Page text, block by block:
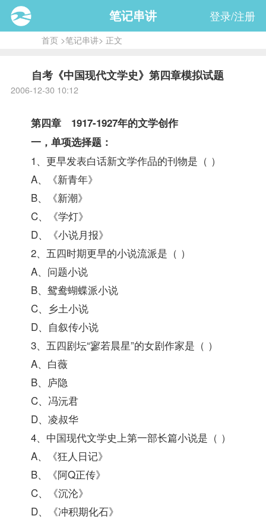
笔记串讲 登录/注册
首页 >笔记串讲> 正文
自考《中国现代文学史》第四章模拟试题
2006-12-30 10:12
第四章 1917-1927年的文学创作
一，单项选择题：
1、更早发表白话新文学作品的刊物是（ ）
A、《新青年》
B、《新潮》
C、《学灯》
D、《小说月报》
2、五四时期更早的小说流派是（ ）
A、问题小说
B、鸳鸯蝴蝶派小说
C、乡土小说
D、自叙传小说
3、五四剧坛“寥若晨星”的女剧作家是（ ）
A、白薇
B、庐隐
C、冯沅君
D、凌叔华
4、 中国现代文学史 上第一部长篇小说是（ ）
A、《狂人日记》
B、《阿Q正传》
C、《沉沦》
D、《冲积期化石》